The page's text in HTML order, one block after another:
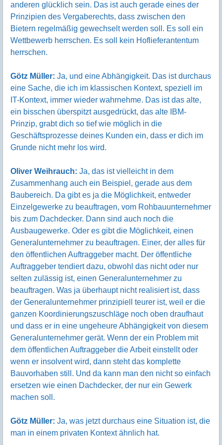
anderen glücklich sein. Das ist auch gerade eines der
Prinzipien des Vergaberechts, dass zwischen den
Bietern regelmäßig gewechselt werden soll. Es soll ein
Wettbewerb herrschen. Es soll kein Hoflieferantentum
herrschen.
Götz Müller: Ja, und eine Abhängigkeit. Das ist durchaus
eine Sache, die ich im klassischen Kontext, speziell im
IT-Kontext, immer wieder wahrnehme. Das ist das alte,
ein bisschen überspitzt ausgedrückt, das alte IBM-
Prinzip, grabt dich so tief wie möglich in die
Geschäftsprozesse deines Kunden ein, dass er dich im
Grunde nicht mehr los wird.
Oliver Weihrauch: Ja, das ist vielleicht in dem
Zusammenhang auch ein Beispiel, gerade aus dem
Baubereich. Da gibt es ja die Möglichkeit, entweder
Einzelgewerke zu beauftragen, vom Rohbauunternehmer
bis zum Dachdecker. Dann sind auch noch die
Ausbaugewerke. Oder es gibt die Möglichkeit, einen
Generalunternehmer zu beauftragen. Einer, der alles für
den öffentlichen Auftraggeber macht. Der öffentliche
Auftraggeber tendiert dazu, obwohl das nicht oder nur
selten zulässig ist, einen Generalunternehmer zu
beauftragen. Was ja überhaupt nicht realisiert ist, dass
der Generalunternehmer prinzipiell teurer ist, weil er die
ganzen Koordinierungszuschläge noch oben draufhaut
und dass er in eine ungeheure Abhängigkeit von diesem
Generalunternehmer gerät. Wenn der ein Problem mit
dem öffentlichen Auftraggeber die Arbeit einstellt oder
wenn er insolvent wird, dann steht das komplette
Bauvorhaben still. Und da kann man den nicht so einfach
ersetzen wie einen Dachdecker, der nur ein Gewerk
machen soll.
Götz Müller: Ja, was jetzt durchaus eine Situation ist, die
man in einem privaten Kontext ähnlich hat.